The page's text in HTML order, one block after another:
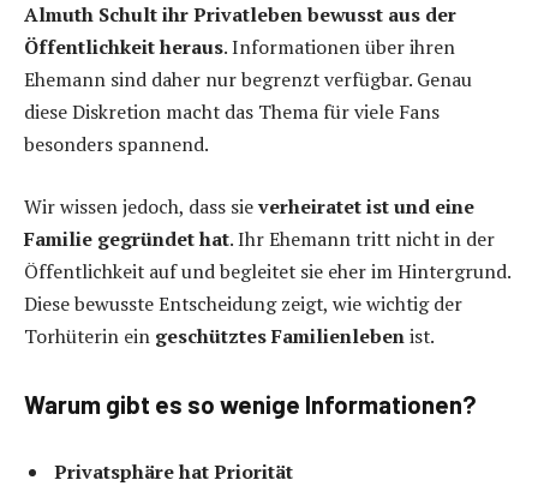
Almuth Schult ihr Privatleben bewusst aus der
Öffentlichkeit heraus. Informationen über ihren
Ehemann sind daher nur begrenzt verfügbar. Genau
diese Diskretion macht das Thema für viele Fans
besonders spannend.
Wir wissen jedoch, dass sieverheiratet ist und eine
Familie gegründet hat. Ihr Ehemann tritt nicht in der
Öffentlichkeit auf und begleitet sie eher im Hintergrund.
Diese bewusste Entscheidung zeigt, wie wichtig der
Torhüterin ein geschütztes Familienlebenist.
Warum gibt es so wenige Informationen?
Privatsphäre hat Priorität